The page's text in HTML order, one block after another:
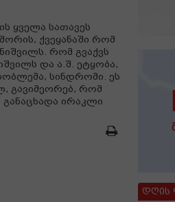
ყველა სათავეს
ქვეყანაში რომ
რომ გვაქვს
და ა.შ. ეტყობა,
სინდრომი. ეს
გავიმეორებ, რომ
ირაკლი
დღის